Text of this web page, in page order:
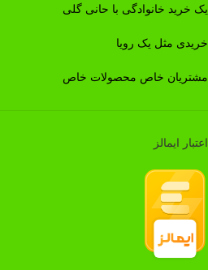
یک خرید خانوادگی با حانی گلی
خریدی مثل یک رویا
مشتریان خاص محصولات خاص
اعتبار ایمالز